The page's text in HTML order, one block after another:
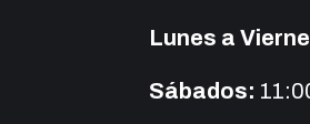
Lunes a
Sábados: